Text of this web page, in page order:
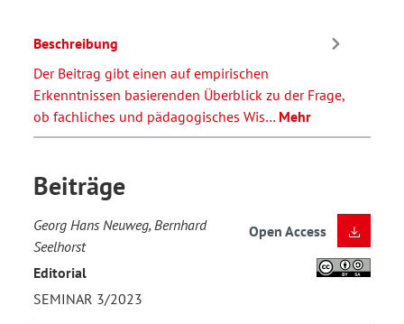
Beschreibung
Der Beitrag gibt einen auf empirischen
Erkenntnissen basierenden Überblick zu der Frage,
ob fachliches und pädagogisches Wis… Mehr
Beiträge
Georg Hans Neuweg, Bernhard
Seelhorst
Editorial
SEMINAR 3/2023
Open Access